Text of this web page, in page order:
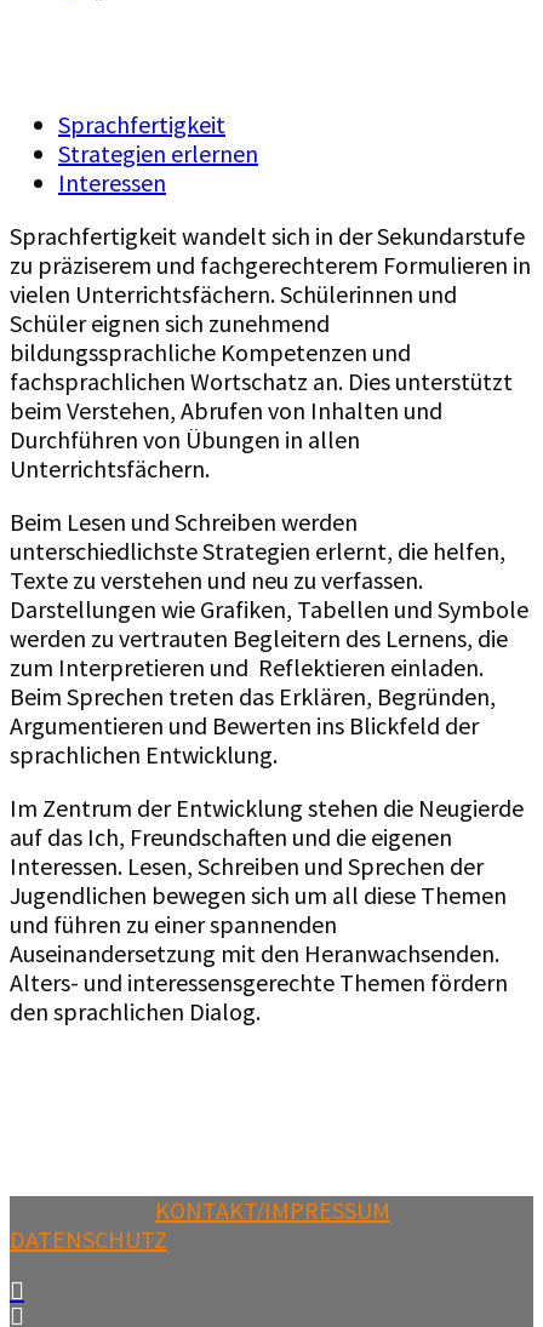
Sprachfertigkeit
Strategien erlernen
Interessen
Sprachfertigkeit wandelt sich in der Sekundarstufe
zu präziserem und fachgerechterem Formulieren in
vielen Unterrichtsfächern. Schülerinnen und
Schüler eignen sich zunehmend
bildungssprachliche Kompetenzen und
fachsprachlichen Wortschatz an. Dies unterstützt
beim Verstehen, Abrufen von Inhalten und
Durchführen von Übungen in allen
Unterrichtsfächern.
Beim Lesen und Schreiben werden
unterschiedlichste Strategien erlernt, die helfen,
Texte zu verstehen und neu zu verfassen.
Darstellungen wie Grafiken, Tabellen und Symbole
werden zu vertrauten Begleitern des Lernens, die
zum Interpretieren und Reflektieren einladen.
Beim Sprechen treten das Erklären, Begründen,
Argumentieren und Bewerten ins Blickfeld der
sprachlichen Entwicklung.
Im Zentrum der Entwicklung stehen die Neugierde
auf das Ich, Freundschaften und die eigenen
Interessen. Lesen, Schreiben und Sprechen der
Jugendlichen bewegen sich um all diese Themen
und führen zu einer spannenden
Auseinandersetzung mit den Heranwachsenden.
Alters- und interessensgerechte Themen fördern
den sprachlichen Dialog.
KONTAKT/IMPRESSUM
DATENSCHUTZ